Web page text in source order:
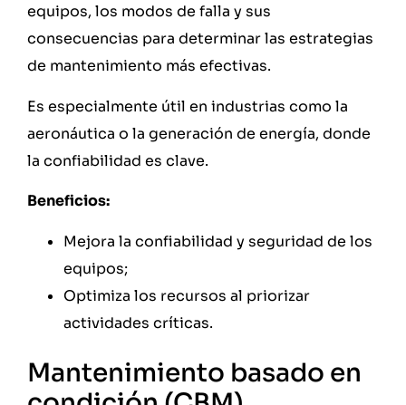
equipos, los modos de falla y sus
consecuencias para determinar las estrategias
de mantenimiento más efectivas.
Es especialmente útil en industrias como la
aeronáutica o la generación de energía, donde
la confiabilidad es clave.
Beneficios:
Mejora la confiabilidad y seguridad de los
equipos;
Optimiza los recursos al priorizar
actividades críticas.
Mantenimiento basado en